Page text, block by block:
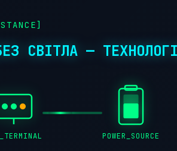
СВІТЛА —
POWER_SOURCE